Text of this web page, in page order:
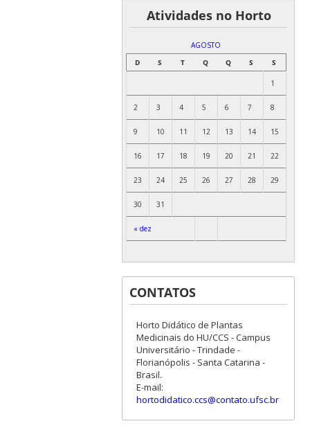
͏ ͏ ͏ ͏ ͏ ͏Atividades no Horto
AGOSTO
D
S T Q Q S S
« dez
1
2 3 4 5 6 7 8
9 10 11 12 13 14 15
16 17 18 19 20 21 22
23 24 25 26 27 28 29
30 31
CONTATOS
Horto Didático de Plantas
Medicinais do HU/CCS - Campus
Universitário - Trindade -
Florianópolis - Santa Catarina -
Brasil.
E-mail:
hortodidatico.ccs@contato.ufsc.br